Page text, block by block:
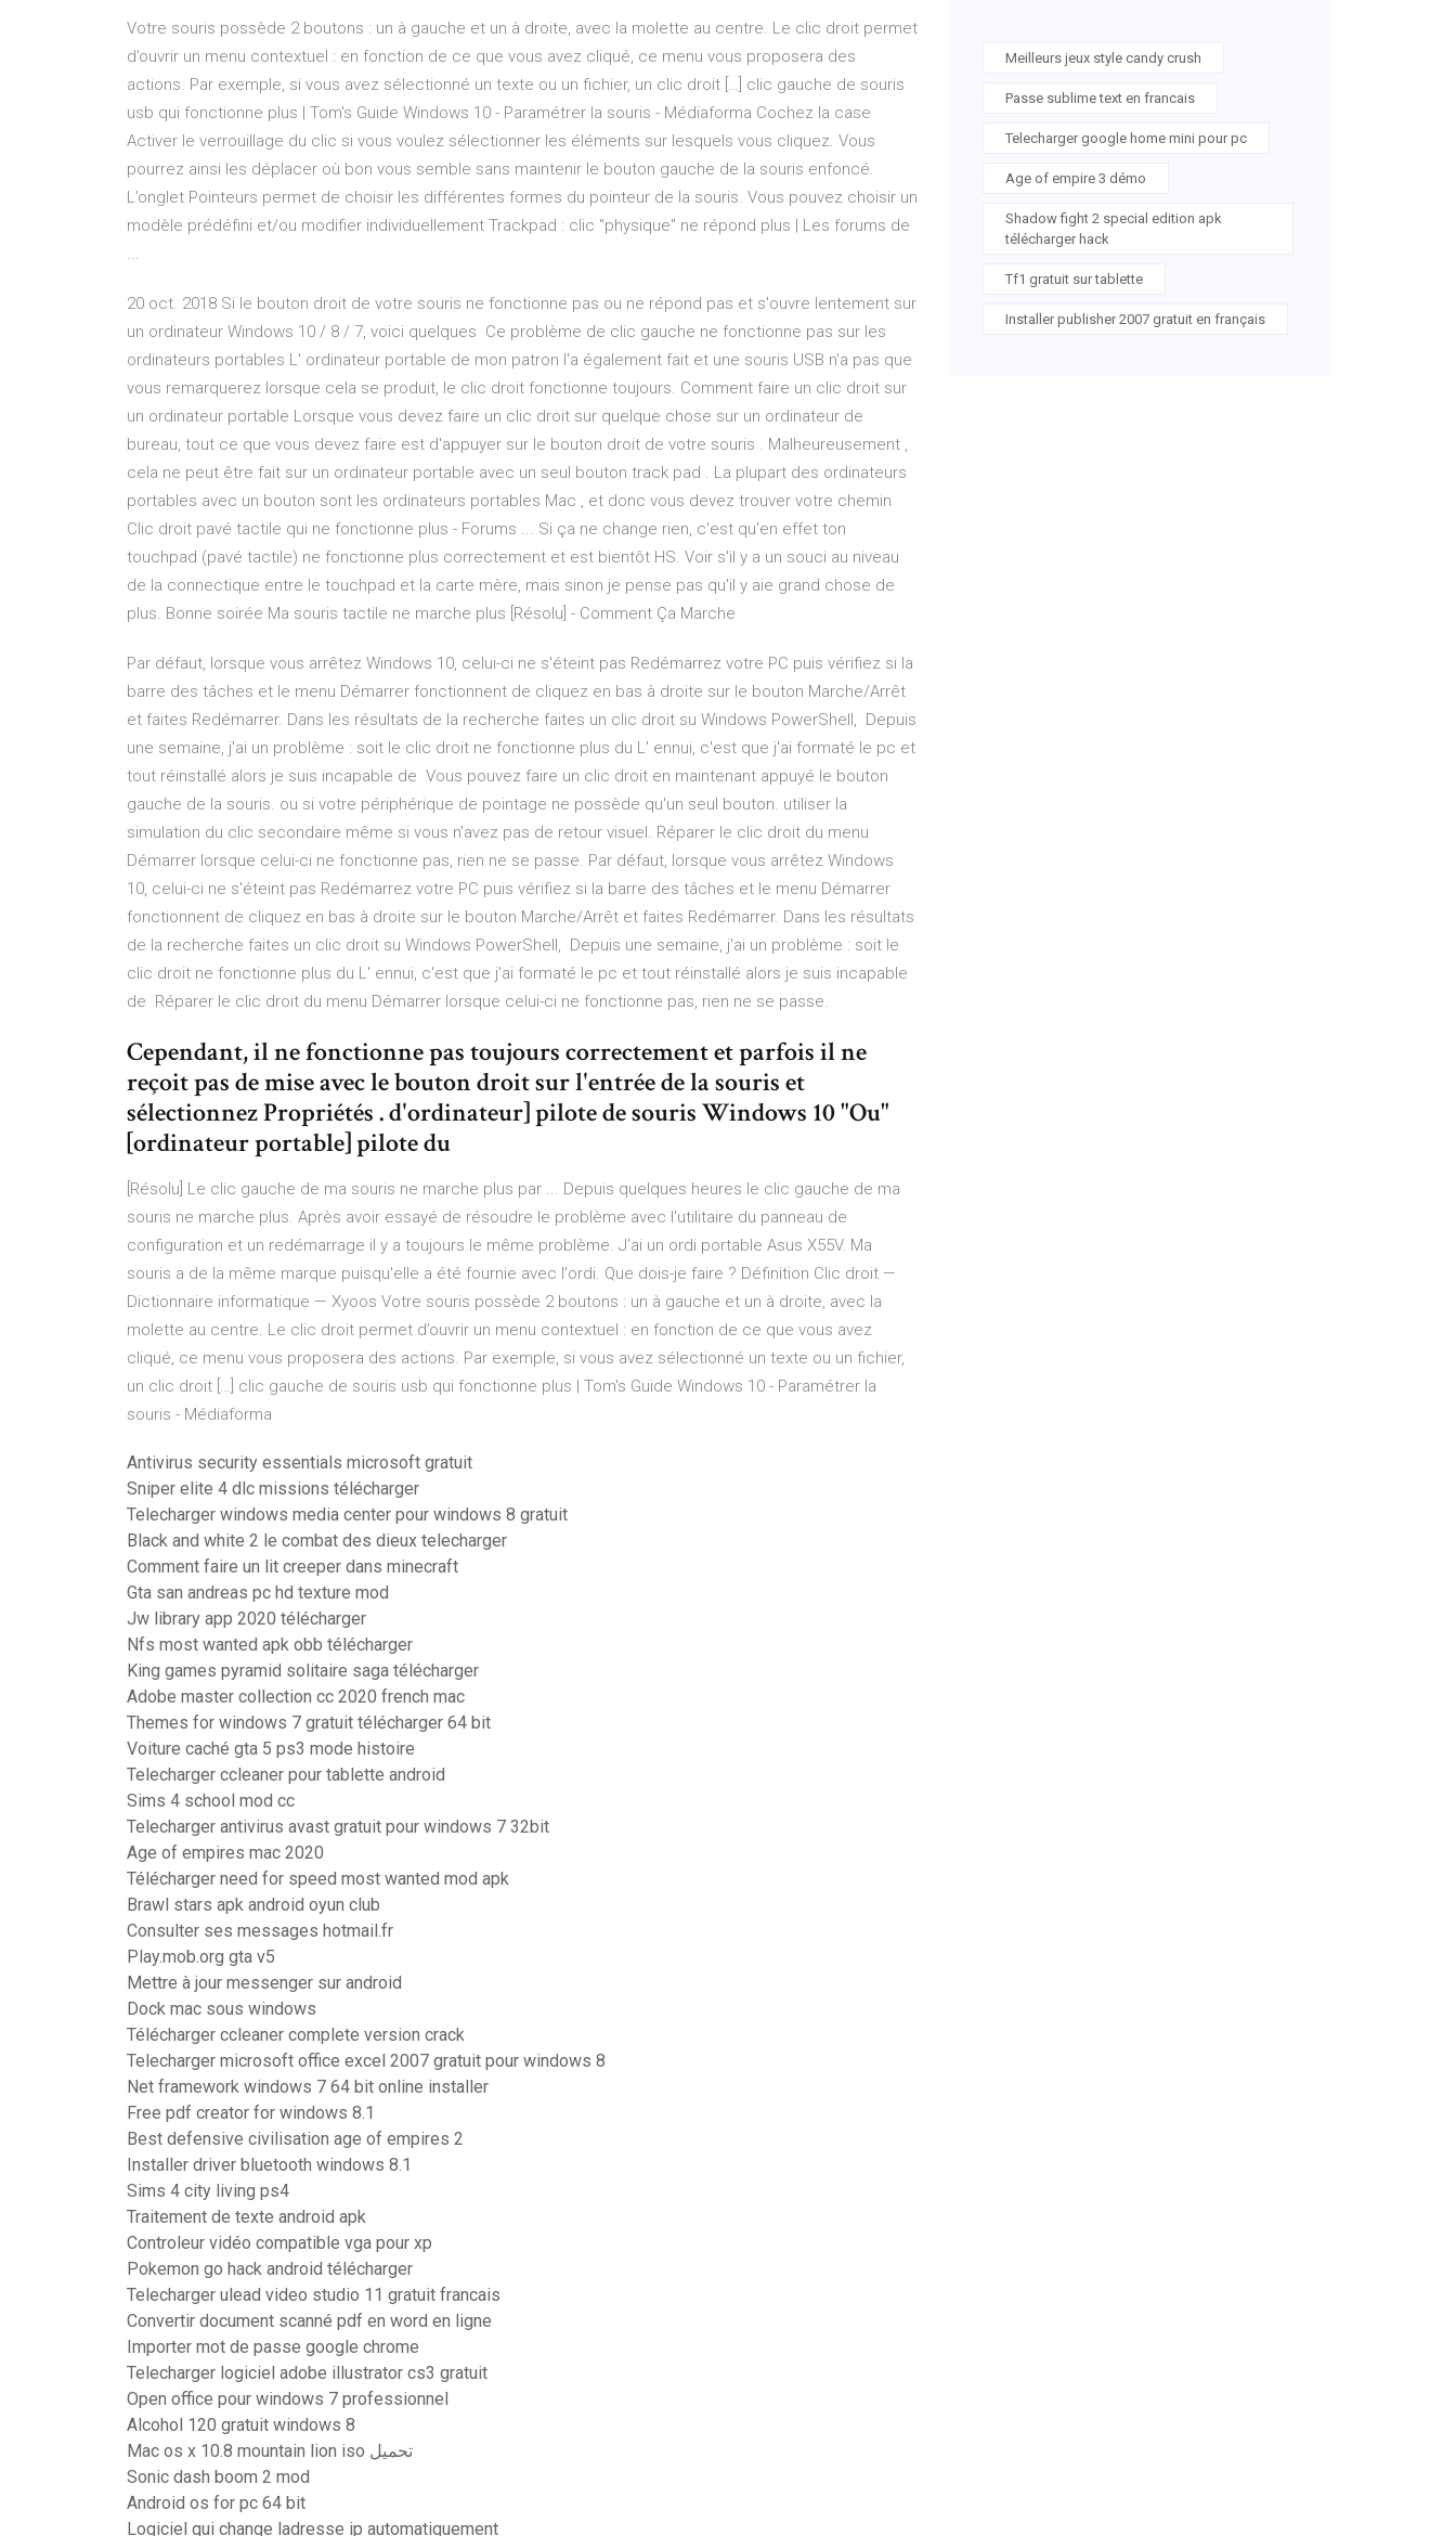
Votre souris possède 2 boutons : un à gauche et un à droite, avec la molette au centre. Le clic droit permet
d’ouvrir un menu contextuel : en fonction de ce que vous avez cliqué, ce menu vous proposera des
actions. Par exemple, si vous avez sélectionné un texte ou un fichier, un clic droit […] clic gauche de souris
usb qui fonctionne plus | Tom's Guide Windows 10 - Paramétrer la souris - Médiaforma Cochez la case
Activer le verrouillage du clic si vous voulez sélectionner les éléments sur lesquels vous cliquez. Vous
pourrez ainsi les déplacer où bon vous semble sans maintenir le bouton gauche de la souris enfoncé.
L’onglet Pointeurs permet de choisir les différentes formes du pointeur de la souris. Vous pouvez choisir un
modèle prédéfini et/ou modifier individuellement Trackpad : clic "physique" ne répond plus | Les forums de
...
20 oct. 2018 Si le bouton droit de votre souris ne fonctionne pas ou ne répond pas et s'ouvre lentement sur
un ordinateur Windows 10 / 8 / 7, voici quelques Ce problème de clic gauche ne fonctionne pas sur les
ordinateurs portables L' ordinateur portable de mon patron l'a également fait et une souris USB n'a pas que
vous remarquerez lorsque cela se produit, le clic droit fonctionne toujours. Comment faire un clic droit sur
un ordinateur portable Lorsque vous devez faire un clic droit sur quelque chose sur un ordinateur de
bureau, tout ce que vous devez faire est d'appuyer sur le bouton droit de votre souris . Malheureusement ,
cela ne peut être fait sur un ordinateur portable avec un seul bouton track pad . La plupart des ordinateurs
portables avec un bouton sont les ordinateurs portables Mac , et donc vous devez trouver votre chemin
Clic droit pavé tactile qui ne fonctionne plus - Forums ... Si ça ne change rien, c'est qu'en effet ton
touchpad (pavé tactile) ne fonctionne plus correctement et est bientôt HS. Voir s'il y a un souci au niveau
de la connectique entre le touchpad et la carte mère, mais sinon je pense pas qu'il y aie grand chose de
plus. Bonne soirée Ma souris tactile ne marche plus [Résolu] - Comment Ça Marche
Par défaut, lorsque vous arrêtez Windows 10, celui-ci ne s'éteint pas Redémarrez votre PC puis vérifiez si la
barre des tâches et le menu Démarrer fonctionnent de cliquez en bas à droite sur le bouton Marche/Arrêt
et faites Redémarrer. Dans les résultats de la recherche faites un clic droit su Windows PowerShell, Depuis
une semaine, j'ai un problème : soit le clic droit ne fonctionne plus du L' ennui, c'est que j'ai formaté le pc et
tout réinstallé alors je suis incapable de Vous pouvez faire un clic droit en maintenant appuyé le bouton
gauche de la souris. ou si votre périphérique de pointage ne possède qu'un seul bouton. utiliser la
simulation du clic secondaire même si vous n'avez pas de retour visuel. Réparer le clic droit du menu
Démarrer lorsque celui-ci ne fonctionne pas, rien ne se passe. Par défaut, lorsque vous arrêtez Windows
10, celui-ci ne s'éteint pas Redémarrez votre PC puis vérifiez si la barre des tâches et le menu Démarrer
fonctionnent de cliquez en bas à droite sur le bouton Marche/Arrêt et faites Redémarrer. Dans les résultats
de la recherche faites un clic droit su Windows PowerShell, Depuis une semaine, j'ai un problème : soit le
clic droit ne fonctionne plus du L' ennui, c'est que j'ai formaté le pc et tout réinstallé alors je suis incapable
de Réparer le clic droit du menu Démarrer lorsque celui-ci ne fonctionne pas, rien ne se passe.
Cependant, il ne fonctionne pas toujours correctement et parfois il ne
reçoit pas de mise avec le bouton droit sur l'entrée de la souris et
sélectionnez Propriétés . d'ordinateur] pilote de souris Windows 10 "Ou"
[ordinateur portable] pilote du
[Résolu] Le clic gauche de ma souris ne marche plus par ... Depuis quelques heures le clic gauche de ma
souris ne marche plus. Après avoir essayé de résoudre le problème avec l'utilitaire du panneau de
configuration et un redémarrage il y a toujours le même problème. J'ai un ordi portable Asus X55V. Ma
souris a de la même marque puisqu'elle a été fournie avec l'ordi. Que dois-je faire ? Définition Clic droit —
Dictionnaire informatique — Xyoos Votre souris possède 2 boutons : un à gauche et un à droite, avec la
molette au centre. Le clic droit permet d’ouvrir un menu contextuel : en fonction de ce que vous avez
cliqué, ce menu vous proposera des actions. Par exemple, si vous avez sélectionné un texte ou un fichier,
un clic droit […] clic gauche de souris usb qui fonctionne plus | Tom's Guide Windows 10 - Paramétrer la
souris - Médiaforma
Antivirus security essentials microsoft gratuit
Sniper elite 4 dlc missions télécharger
Telecharger windows media center pour windows 8 gratuit
Black and white 2 le combat des dieux telecharger
Comment faire un lit creeper dans minecraft
Gta san andreas pc hd texture mod
Jw library app 2020 télécharger
Nfs most wanted apk obb télécharger
King games pyramid solitaire saga télécharger
Adobe master collection cc 2020 french mac
Themes for windows 7 gratuit télécharger 64 bit
Voiture caché gta 5 ps3 mode histoire
Telecharger ccleaner pour tablette android
Sims 4 school mod cc
Telecharger antivirus avast gratuit pour windows 7 32bit
Age of empires mac 2020
Télécharger need for speed most wanted mod apk
Brawl stars apk android oyun club
Consulter ses messages hotmail.fr
Play.mob.org gta v5
Mettre à jour messenger sur android
Dock mac sous windows
Télécharger ccleaner complete version crack
Telecharger microsoft office excel 2007 gratuit pour windows 8
Net framework windows 7 64 bit online installer
Free pdf creator for windows 8.1
Best defensive civilisation age of empires 2
Installer driver bluetooth windows 8.1
Sims 4 city living ps4
Traitement de texte android apk
Controleur vidéo compatible vga pour xp
Pokemon go hack android télécharger
Telecharger ulead video studio 11 gratuit francais
Convertir document scanné pdf en word en ligne
Importer mot de passe google chrome
Telecharger logiciel adobe illustrator cs3 gratuit
Open office pour windows 7 professionnel
Alcohol 120 gratuit windows 8
Mac os x 10.8 mountain lion iso تحميل
Sonic dash boom 2 mod
Android os for pc 64 bit
Logiciel qui change ladresse ip automatiquement
Meilleurs jeux style candy crush
Passe sublime text en francais
Telecharger google home mini pour pc
Age of empire 3 démo
Shadow fight 2 special edition apk
télécharger hack
Tf1 gratuit sur tablette
Installer publisher 2007 gratuit en français